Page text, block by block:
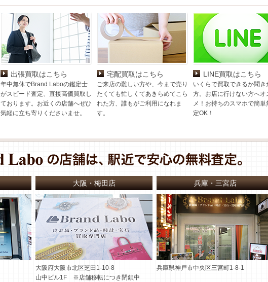
出張買取はこちら
年中無休でBrand Laboの鑑定士
がスピード査定、直接高価買取し
ております。お近くの店舗へぜひ
気軽に立ち寄りくださいませ。
宅配買取はこちら
ご来店の難しい方や、今まで売り
たくても忙しくてあきらめてこら
れた方、誰もがご利用になれま
す。
LINE買取はこちら
いくらで買取できるか聞き
方。お店に行けない方へオ
メ！お持ちのスマホで簡単
定OK！
大阪・梅田店
大阪府大阪市北区芝田1-10-8
山中ビル1F ※店舗移転につき閉鎖中
兵庫・三宮店
兵庫県神戸市中央区三宮町1-8-1